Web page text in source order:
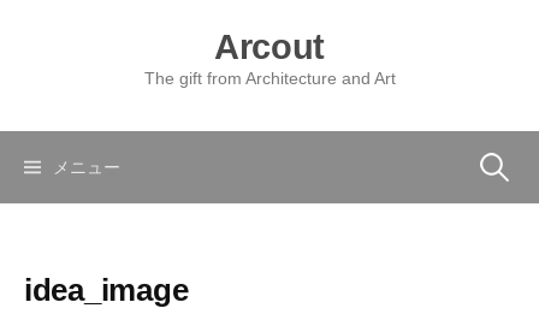
ツ
Arcout
The gift from Architecture and Art
メニュー 検
idea_image